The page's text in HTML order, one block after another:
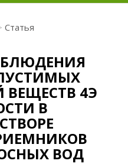
Статья
4Э
В
ВОД